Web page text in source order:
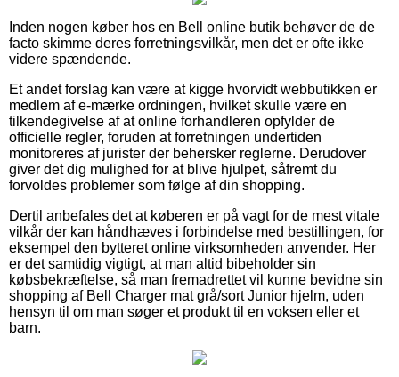
Inden nogen køber hos en Bell online butik behøver de de
facto skimme deres forretningsvilkår, men det er ofte ikke
videre spændende.
Et andet forslag kan være at kigge hvorvidt webbutikken er
medlem af e-mærke ordningen, hvilket skulle være en
tilkendegivelse af at online forhandleren opfylder de
officielle regler, foruden at forretningen undertiden
monitoreres af jurister der behersker reglerne. Derudover
giver det dig mulighed for at blive hjulpet, såfremt du
forvoldes problemer som følge af din shopping.
Dertil anbefales det at køberen er på vagt for de mest vitale
vilkår der kan håndhæves i forbindelse med bestillingen, for
eksempel den bytteret online virksomheden anvender. Her
er det samtidig vigtigt, at man altid bibeholder sin
købsbekræftelse, så man fremadrettet vil kunne bevidne sin
shopping af Bell Charger mat grå/sort Junior hjelm, uden
hensyn til om man søger et produkt til en voksen eller et
barn.